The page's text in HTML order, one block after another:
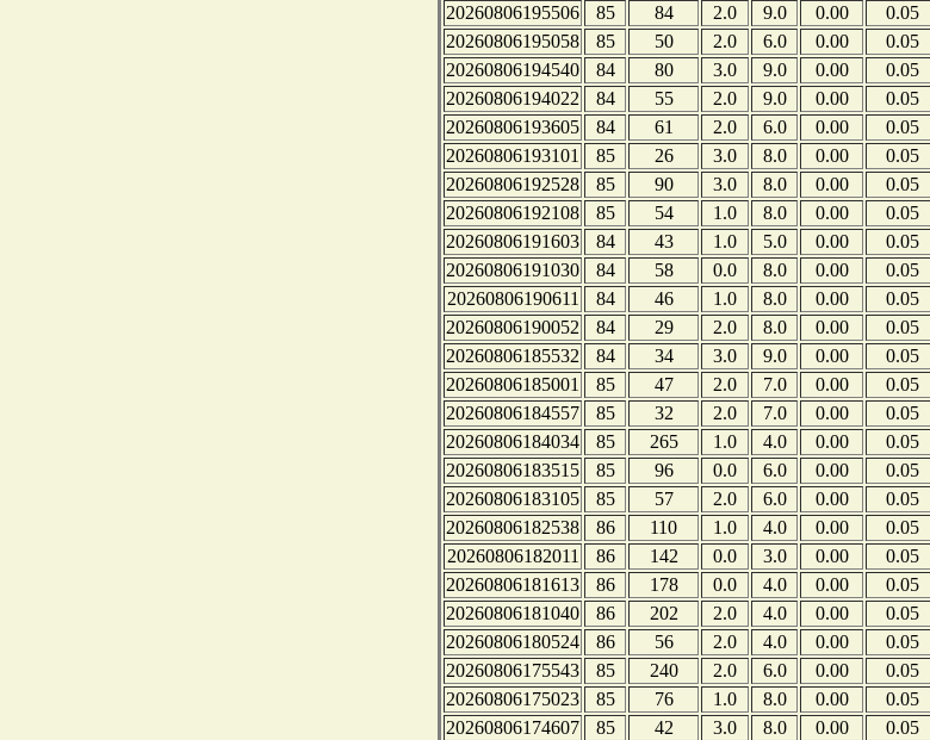
20260806195506
85 84 2.0 9.0 0.00 0.05
20260806195058
85 50 2.0 6.0 0.00 0.05
20260806194540
84 80 3.0 9.0 0.00 0.05
20260806194022
84 55 2.0 9.0 0.00 0.05
20260806193605
84 61 2.0 6.0 0.00 0.05
20260806193101
85 26 3.0 8.0 0.00 0.05
20260806192528
85 90 3.0 8.0 0.00 0.05
20260806192108
85 54 1.0 8.0 0.00 0.05
20260806191603
84 43 1.0 5.0 0.00 0.05
20260806191030
84 58 0.0 8.0 0.00 0.05
20260806190611
84 46 1.0 8.0 0.00 0.05
20260806190052
84 29 2.0 8.0 0.00 0.05
20260806185532
84 34 3.0 9.0 0.00 0.05
20260806185001
85 47 2.0 7.0 0.00 0.05
20260806184557
85 32 2.0 7.0 0.00 0.05
20260806184034
85 265 1.0 4.0 0.00 0.05
20260806183515
85 96 0.0 6.0 0.00 0.05
20260806183105
85 57 2.0 6.0 0.00 0.05
20260806182538
86 110 1.0 4.0 0.00 0.05
20260806182011
86 142 0.0 3.0 0.00 0.05
20260806181613
86 178 0.0 4.0 0.00 0.05
20260806181040
86 202 2.0 4.0 0.00 0.05
20260806180524
86 56 2.0 4.0 0.00 0.05
20260806175543
85 240 2.0 6.0 0.00 0.05
20260806175023
85 76 1.0 8.0 0.00 0.05
20260806174607
85 42 3.0 8.0 0.00 0.05